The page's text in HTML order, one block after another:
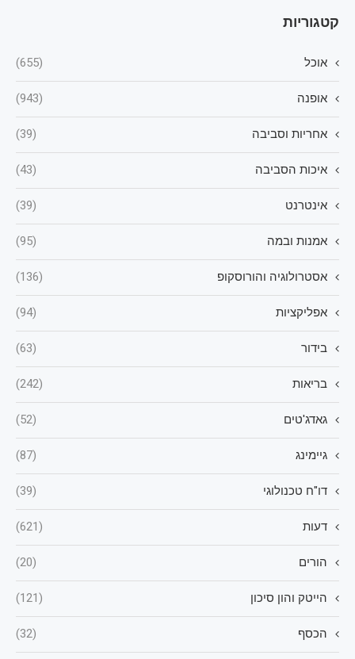
קטגוריות
אוכל (655)
אופנה (943)
אחריות וסביבה (39)
איכות הסביבה (43)
אינטרנט (39)
אמנות ובמה (95)
אסטרולוגיה והורוסקופ (136)
אפליקציות (94)
בידור (63)
בריאות (242)
גאדג'טים (52)
גיימינג (87)
דו"ח טכנולוגי (39)
דעות (621)
הורים (20)
הייטק והון סיכון (121)
הכסף (32)